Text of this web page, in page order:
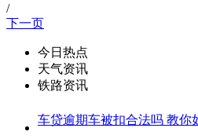
/
下一页
今日热点
天气资讯
铁路资讯
车贷逾期车被扣合法吗 教你